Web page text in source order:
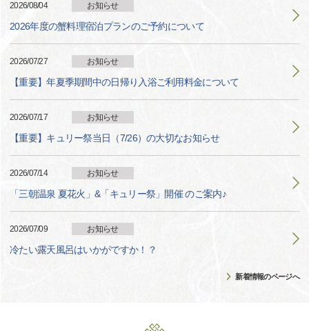
2026/08/04 お知らせ
2026年度の蟹料理宿泊プランのご予約について
2026/07/27 お知らせ
【重要】年夏季期間中の日帰り入浴ご利用料金について
2026/07/17 お知らせ
【重要】キュリー祭当日（7/26）の大切なお知らせ
2026/07/14 お知らせ
「三朝温泉 夏花火」&「キュリー祭」開催 のご案内♪
2026/07/09 お知らせ
冷たい露天風呂はいかがですか！？
新着情報のページへ